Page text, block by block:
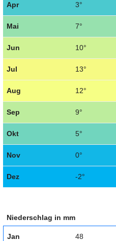
Apr 3°
Mai 7°
Jun 10°
Jul 13°
Aug 12°
Sep 9°
Okt 5°
Nov 0°
Dez -2°
Niederschlag in mm
Jan 48